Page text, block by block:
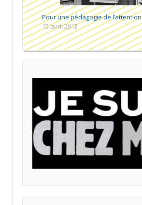
Pour une pédagogie de l’attention
15 avril 2013